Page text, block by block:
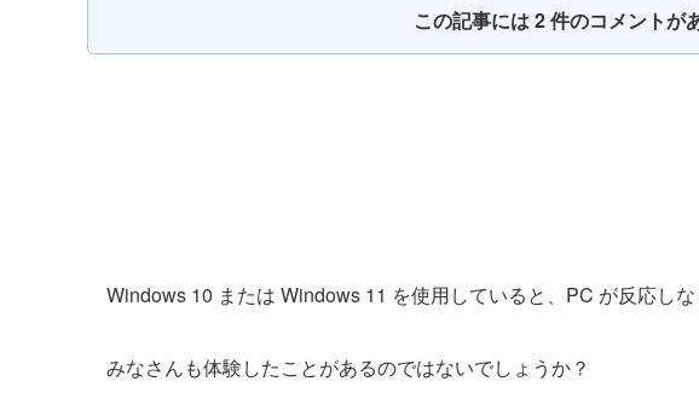
この記事には 2 件のコメントが
Windows 10 または Windows 11 を使用していると、PC が反応し
みなさんも体験したことがあるのではないでしょうか？